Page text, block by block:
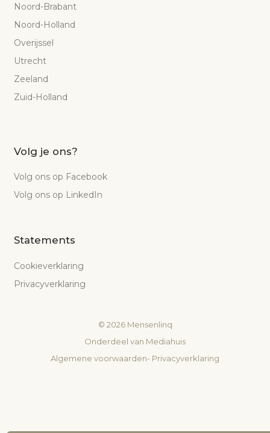
Noord-Brabant
Noord-Holland
Overijssel
Utrecht
Zeeland
Zuid-Holland
Volg je ons?
Volg ons op Facebook
Volg ons op LinkedIn
Statements
Cookieverklaring
Privacyverklaring
© 2026Mensenlinq
Onderdeel van Mediahuis
Algemene voorwaarden- Privacyverklaring